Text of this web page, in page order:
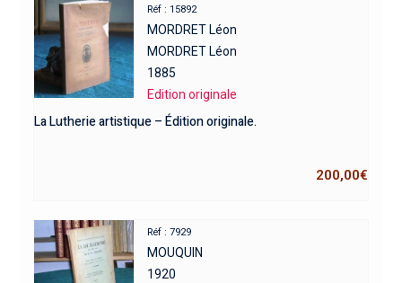
Réf : 15892
MORDRET Léon
MORDRET Léon
1885
Edition originale
La Lutherie artistique – Édition originale.
200,00€
Réf : 7929
MOUQUIN
1920